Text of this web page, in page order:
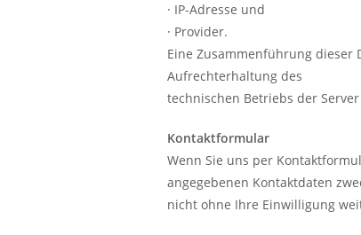
· IP-Adresse und
· Provider.
Eine Zusammenführung
Aufrechterhaltung des
technischen Betriebs der
Kontaktformular
Wenn Sie uns per
angegebenen Kontaktdaten
nicht ohne Ihre Einwilligung